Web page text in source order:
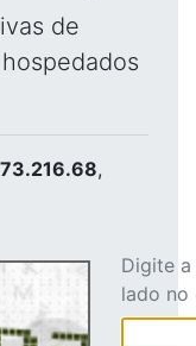
de
,
Digite
lado no